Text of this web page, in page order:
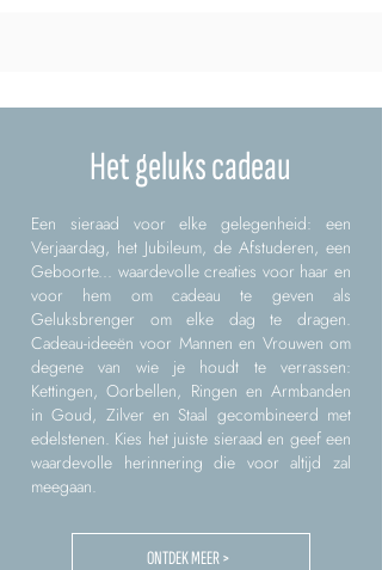
Het geluks cadeau
Een sieraad voor elke gelegenheid: een
Verjaardag, het Jubileum, de Afstuderen, een
Geboorte... waardevolle creaties voor haar en
voor hem om cadeau te geven als
Geluksbrenger om elke dag te dragen.
Cadeau-ideeën voor Mannen en Vrouwen om
degene van wie je houdt te verrassen:
Kettingen, Oorbellen, Ringen en Armbanden
in Goud, Zilver en Staal gecombineerd met
edelstenen. Kies het juiste sieraad en geef een
waardevolle herinnering die voor altijd zal
meegaan.
ONTDEK MEER >